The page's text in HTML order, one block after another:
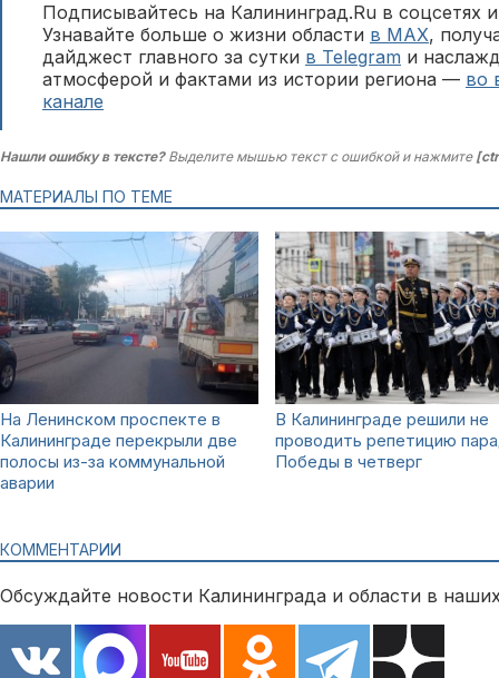
Подписывайтесь на Калининград.Ru в соцсетях
Узнавайте больше о жизни области в MAX,
дайджест главного за сутки в Telegram и
атмосферой и фактами из истории региона — во
канале
Нашли ошибку в тексте?Выделите мышью текст с ошибкой и нажмите
МАТЕРИАЛЫ ПО ТЕМЕ
На Ленинском проспекте в
Калининграде перекрыли две
полосы из-за коммунальной
аварии
В Калининграде решили не
проводить репетицию
Победы в четверг
КОММЕНТАРИИ
Обсуждайте новости Калининграда и области в